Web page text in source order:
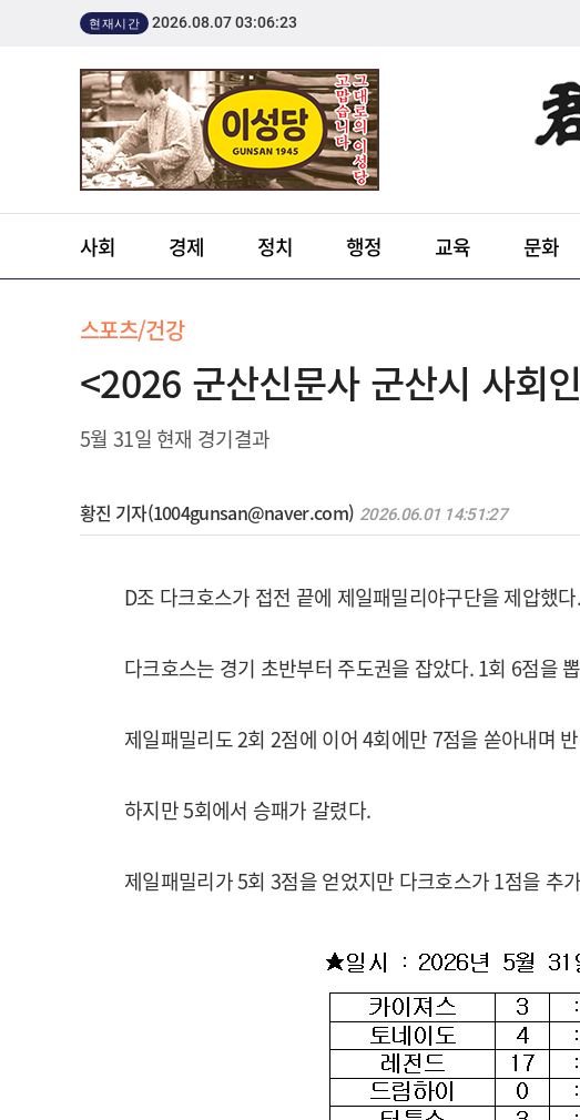
현재시간 2026.08.07 03:06:23
사회 경제 정치 행정 교육 문화
스포츠/건강
<2026 군산신문사 군산시 사회
5월 31일 현재 경기결과
황진 기자(1004gunsan@naver.com) 2026.06.01 14:51:27
D조 다크호스가 접전 끝에 제일패밀리야구단을 제압했다.
다크호스는 경기 초반부터 주도권을 잡았다. 1회 6점을
제일패밀리도 2회 2점에 이어 4회에만 7점을 쏟아내며
하지만 5회에서 승패가 갈렸다.
제일패밀리가 5회 3점을 얻었지만 다크호스가 1점을 추